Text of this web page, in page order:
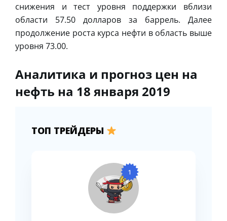
снижения и тест уровня поддержки вблизи
области 57.50 долларов за баррель. Далее
продолжение роста курса нефти в область выше
уровня 73.00.
Аналитика и прогноз цен на
нефть на 18 января 2019
ТОП ТРЕЙДЕРЫ
1